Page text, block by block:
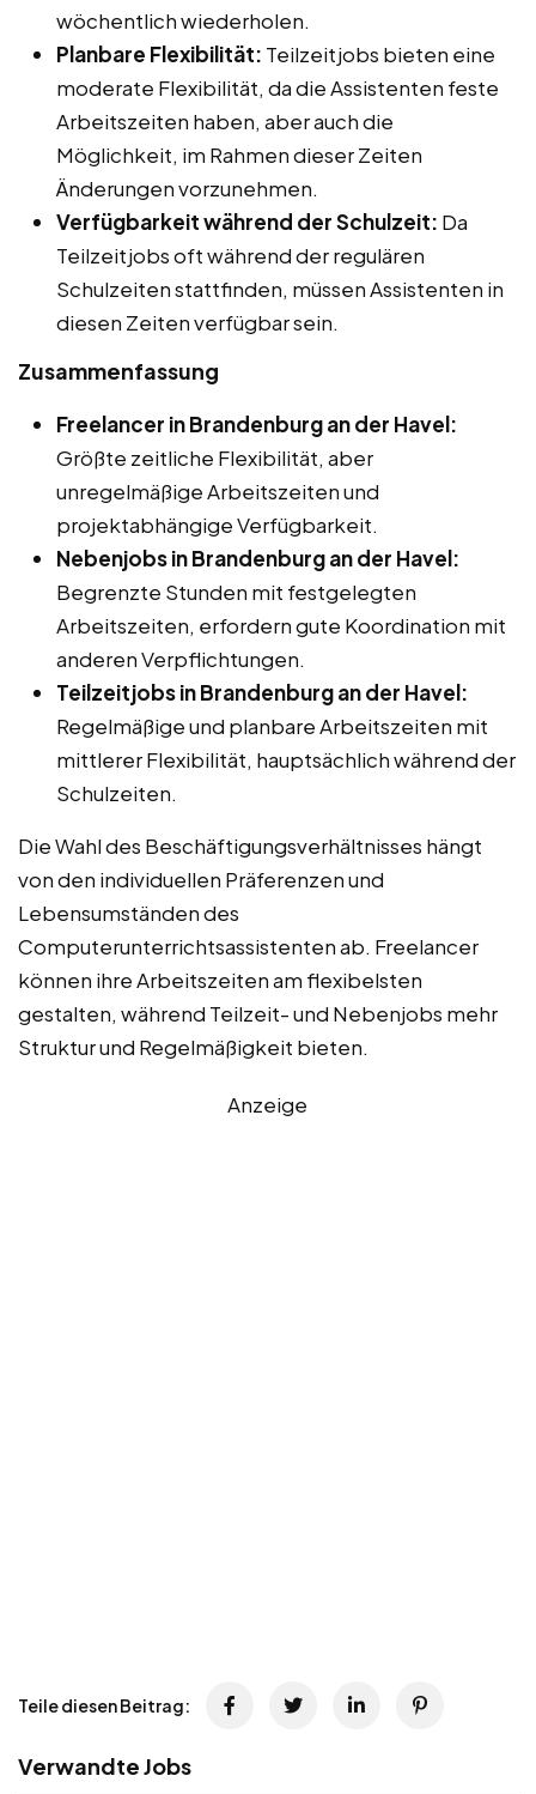
wöchentlich wiederholen.
Planbare Flexibilität: Teilzeitjobs bieten eine
moderate Flexibilität, da die Assistenten feste
Arbeitszeiten haben, aber auch die
Möglichkeit, im Rahmen dieser Zeiten
Änderungen vorzunehmen.
Verfügbarkeit während der Schulzeit: Da
Teilzeitjobs oft während der regulären
Schulzeiten stattfinden, müssen Assistenten in
diesen Zeiten verfügbar sein.
Zusammenfassung
Freelancer in Brandenburg an der Havel:
Größte zeitliche Flexibilität, aber
unregelmäßige Arbeitszeiten und
projektabhängige Verfügbarkeit.
Nebenjobs in Brandenburg an der Havel:
Begrenzte Stunden mit festgelegten
Arbeitszeiten, erfordern gute Koordination mit
anderen Verpflichtungen.
Teilzeitjobs in Brandenburg an der Havel:
Regelmäßige und planbare Arbeitszeiten mit
mittlerer Flexibilität, hauptsächlich während der
Schulzeiten.
Die Wahl des Beschäftigungsverhältnisses hängt
von den individuellen Präferenzen und
Lebensumständen des
Computerunterrichtsassistenten ab. Freelancer
können ihre Arbeitszeiten am flexibelsten
gestalten, während Teilzeit- und Nebenjobs mehr
Struktur und Regelmäßigkeit bieten.
Anzeige
Teile diesen Beitrag:
Verwandte Jobs